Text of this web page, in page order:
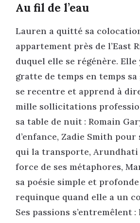
Au fil de l’eau
Lauren a quitté sa
appartement près de l’East
duquel elle se régénère.
gratte de temps en temps
se recentre et apprend à
mille sollicitations
sa table de nuit : Romain
d’enfance, Zadie Smith pour
qui la transporte, Arundhati
force de ses métaphores,
sa poésie simple et
requinque quand elle a un
Ses passions s’entremêlent :